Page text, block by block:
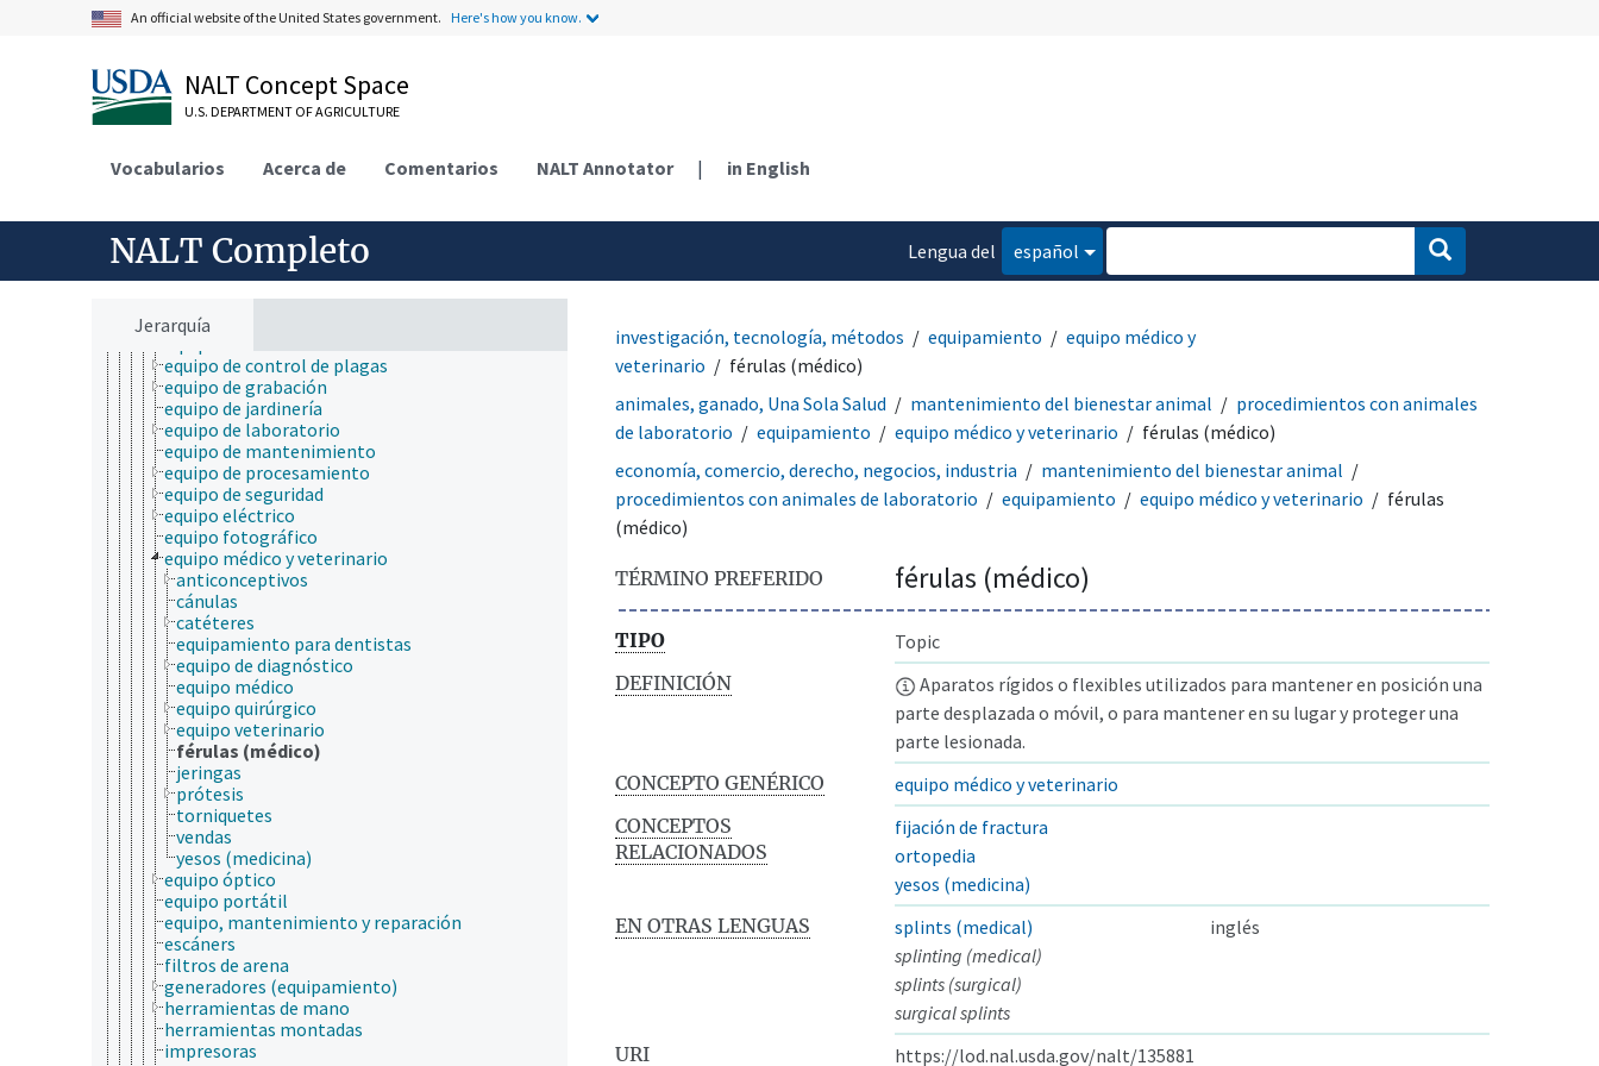
An official website of the United States government. Here's how you know.
NALT Concept Space
U.S. DEPARTMENT OF AGRICULTURE
Vocabularios Acerca de Comentarios NALT Annotator | in English
NALT Completo
Lengua del
español
Jerarquía
dispensadores
equipamiento audiovisual
equipamiento auxiliar
equipamiento de aplicación
equipamiento doméstico
equipamiento para hacer ejercicio
equipamiento para limpieza
equipamiento para secado
equipamiento recreativo
equipamiento ultrasónico
equipo de almacenamiento
equipo de control de plagas
equipo de grabación
equipo de jardinería
equipo de laboratorio
equipo de mantenimiento
equipo de procesamiento
equipo de seguridad
equipo eléctrico
equipo fotográfico
equipo médico y veterinario
anticonceptivos
cánulas
catéteres
equipamiento para dentistas
equipo de diagnóstico
equipo médico
equipo quirúrgico
equipo veterinario
férulas (médico)
jeringas
prótesis
torniquetes
vendas
yesos (medicina)
equipo óptico
equipo portátil
equipo, mantenimiento y reparación
escáners
filtros de arena
generadores (equipamiento)
herramientas de mano
herramientas montadas
impresoras
investigación, tecnología, métodos equipamiento
equipo médico y
veterinario
férulas (médico)
animales, ganado, Una Sola Salud
mantenimiento del bienestar animal
procedimientos con animales
de laboratorio
equipamiento equipo médico y veterinario
férulas (médico)
economía, comercio, derecho, negocios, industria
mantenimiento del bienestar animal
procedimientos con animales de laboratorio
equipamiento equipo médico y veterinario
férulas
(médico)
TÉRMINO PREFERIDO férulas (médico)
TIPO
Topic
DEFINICIÓN
Aparatos rígidos o flexibles utilizados para mantener en posición una
parte desplazada o móvil, o para mantener en su lugar y proteger una
parte lesionada.
CONCEPTO GENÉRICO
equipo médico y veterinario
CONCEPTOS
RELACIONADOS
fijación de fractura
ortopedia
yesos (medicina)
EN OTRAS LENGUAS
splints (medical)
inglés
splinting (medical)
splints (surgical)
surgical splints
URI
https://lod.nal.usda.gov/nalt/135881